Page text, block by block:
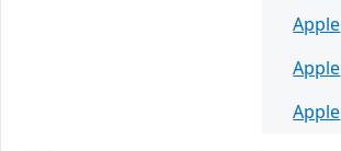
Apple
Apple
Apple